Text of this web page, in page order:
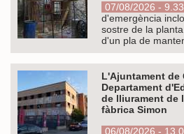
07/08/2026 -
d'emergència
sostre de la
d'un pla de
L'Ajuntament de
Departament
de lliurament de
fàbrica Simon
06/08/2026 -